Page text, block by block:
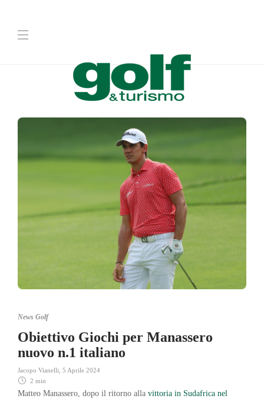
News Golf
Obiettivo Giochi per Manassero
nuovo n.1 italiano
Jacopo Vianelli 5 Aprile 2024
2 min
Matteo Manassero, dopo il ritorno alla vittoria in Sudafrica nel